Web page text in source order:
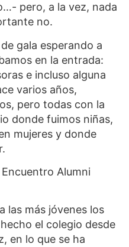
pero, a la vez, nada
no.
gala esperando a
en la entrada:
e incluso alguna
varios años,
pero todas con la
donde fuimos niñas,
mujeres y donde
Alumni
las más jóvenes los
el colegio desde
en lo que se ha